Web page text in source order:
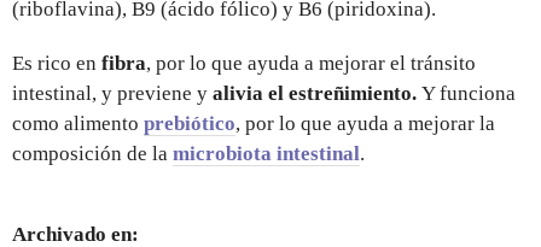
(riboflavina), B9 (ácido fólico) y B6 (piridoxina).
Es rico en fibra, por lo que ayuda a mejorar el tránsito
intestinal, y previene y alivia el estreñimiento. Y funciona
como alimento prebiótico, por lo que ayuda a mejorar la
composición de la microbiota intestinal.
Archivado en: